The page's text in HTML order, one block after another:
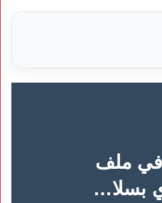
في ملف
بسلا…